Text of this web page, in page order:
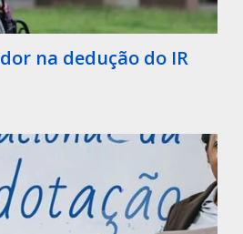
na dedução do IR